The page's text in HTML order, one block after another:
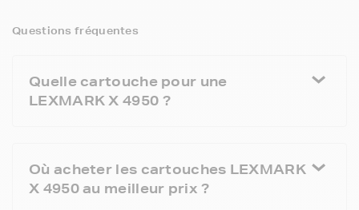
Questions fréquentes
Quelle cartouche pour une
LEXMARK X 4950 ?
Où acheter les cartouches LEXMARK
X 4950 au meilleur prix ?